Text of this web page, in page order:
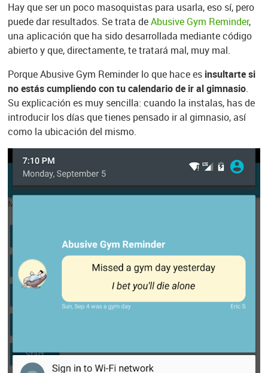
Hay que ser un poco masoquistas para usarla, eso sí, pero
puede dar resultados. Se trata deAbusive Gym Reminder,
una aplicación que ha sido desarrollada mediante código
abierto y que, directamente, te tratará mal, muy mal.
Porque Abusive Gym Reminder lo que hace es insultarte si
no estás cumpliendo con tu calendario de ir al gimnasio.
Su explicación es muy sencilla: cuando la instalas, has de
introducir los días que tienes pensado ir al gimnasio, así
como la ubicación del mismo.